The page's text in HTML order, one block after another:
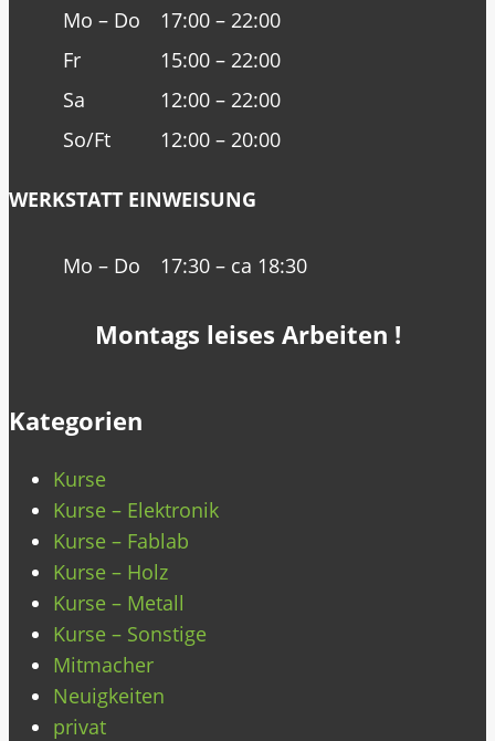
Mo – Do
17:00 – 22:00
Fr
15:00 – 22:00
Sa
12:00 – 22:00
So/Ft
12:00 – 20:00
WERKSTATT EINWEISUNG
Mo – Do 17:30 – ca 18:30
Montags leises Arbeiten !
Kategorien
Kurse
Kurse – Elektronik
Kurse – Fablab
Kurse – Holz
Kurse – Metall
Kurse – Sonstige
Mitmacher
Neuigkeiten
privat